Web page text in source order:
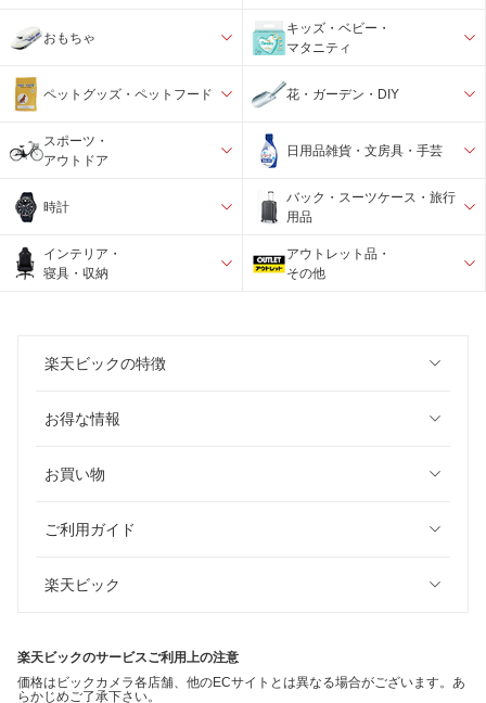
おもちゃ
キッズ・ベビー・
マタニティ
ペットグッズ・ペットフード 花・ガーデン・DIY
スポーツ・
アウトドア
日用品雑貨・文房具・手芸
時計
バック・スーツケース・旅行
用品
インテリア・
寝具・収納
アウトレット品・
その他
楽天ビックの特徴
お得な情報
お買い物
ご利用ガイド
楽天ビック
楽天ビックのサービスご利用上の注意
価格はビックカメラ各店舗、他のECサイトとは異なる場合がございます。あ
らかじめご了承下さい。